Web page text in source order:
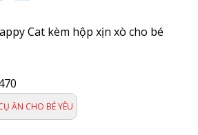
Cat kèm hộp xịn xò cho bé
ĂN CHO BÉ YÊU